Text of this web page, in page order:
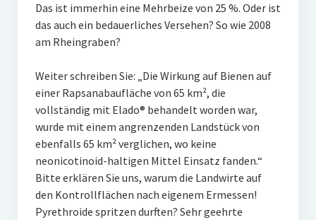
Das ist immerhin eine Mehrbeize von 25 %. Oder ist
das auch ein bedauerliches Versehen? So wie 2008
am Rheingraben?
Weiter schreiben Sie: „Die Wirkung auf Bienen auf
einer Rapsanabaufläche von 65 km², die
vollständig mit Elado® behandelt worden war,
wurde mit einem angrenzenden Landstück von
ebenfalls 65 km² verglichen, wo keine
neonicotinoid-haltigen Mittel Einsatz fanden.“
Bitte erklären Sie uns, warum die Landwirte auf
den Kontrollflächen nach eigenem Ermessen!
Pyrethroide spritzen durften? Sehr geehrte